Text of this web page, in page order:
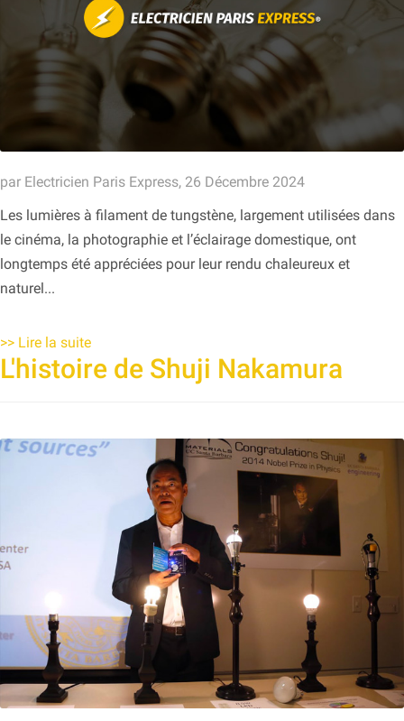
par Electricien Paris Express, 26 Décembre 2024
Les lumières à filament de tungstène, largement utilisées dans
le cinéma, la photographie et l’éclairage domestique, ont
longtemps été appréciées pour leur rendu chaleureux et
naturel...
>> Lire la suite
L'histoire de Shuji Nakamura